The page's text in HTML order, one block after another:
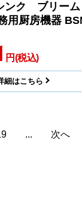
ンク ブリーム
用厨房機器
円(税込)
細はこちら
... 次へ